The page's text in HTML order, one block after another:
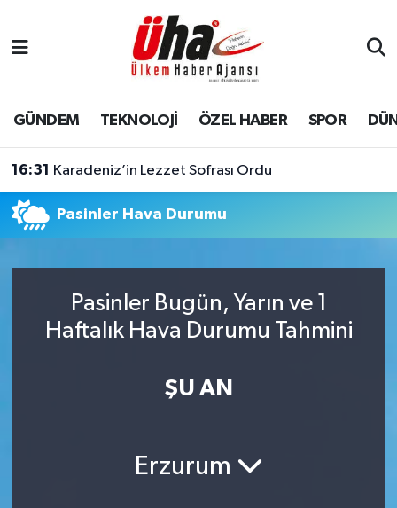
GÜNDEM TEKNOLOJİ ÖZEL HABER SPOR
16:31 Karadeniz’in Lezzet Sofrası Ordu
Pasinler Hava Durumu
Pasinler Bugün, Yarın ve 1
Haftalık Hava Durumu Tahmini
ŞU AN
Erzurum
İstanbul Nöbetçi Eczaneler
İstanbul Hava Durumu
Tüm Manşetler
Son Dakika Haberleri